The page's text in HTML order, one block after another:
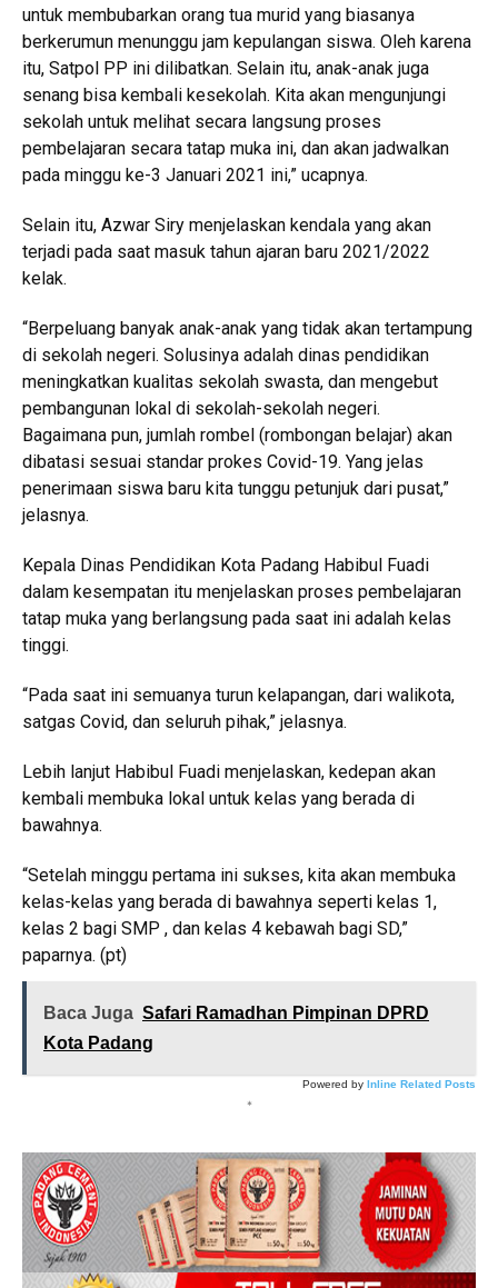
untuk membubarkan orang tua murid yang biasanya
berkerumun menunggu jam kepulangan siswa. Oleh karena
itu, Satpol PP ini dilibatkan. Selain itu, anak-anak juga
senang bisa kembali kesekolah. Kita akan mengunjungi
sekolah untuk melihat secara langsung proses
pembelajaran secara tatap muka ini, dan akan jadwalkan
pada minggu ke-3 Januari 2021 ini,” ucapnya.
Selain itu, Azwar Siry menjelaskan kendala yang akan
terjadi pada saat masuk tahun ajaran baru 2021/2022
kelak.
“Berpeluang banyak anak-anak yang tidak akan tertampung
di sekolah negeri. Solusinya adalah dinas pendidikan
meningkatkan kualitas sekolah swasta, dan mengebut
pembangunan lokal di sekolah-sekolah negeri.
Bagaimana pun, jumlah rombel (rombongan belajar) akan
dibatasi sesuai standar prokes Covid-19. Yang jelas
penerimaan siswa baru kita tunggu petunjuk dari pusat,”
jelasnya.
Kepala Dinas Pendidikan Kota Padang Habibul Fuadi
dalam kesempatan itu menjelaskan proses pembelajaran
tatap muka yang berlangsung pada saat ini adalah kelas
tinggi.
“Pada saat ini semuanya turun kelapangan, dari walikota,
satgas Covid, dan seluruh pihak,” jelasnya.
Lebih lanjut Habibul Fuadi menjelaskan, kedepan akan
kembali membuka lokal untuk kelas yang berada di
bawahnya.
“Setelah minggu pertama ini sukses, kita akan membuka
kelas-kelas yang berada di bawahnya seperti kelas 1,
kelas 2 bagi SMP , dan kelas 4 kebawah bagi SD,”
paparnya. (pt)
Baca Juga Safari Ramadhan Pimpinan DPRD
Kota Padang
Powered by Inline Related Posts
*